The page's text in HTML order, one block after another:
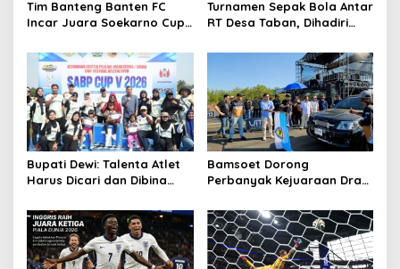
Tim Banteng Banten FC
Incar Juara Soekarno Cup
Turnamen Sepak Bola Antar
RT Desa Taban, Dihadiri
RT 001 Raih Kemenangan
Bupati Dewi: Talenta Atlet
Harus Dicari dan Dibina
Bamsoet Dorong
Perbanyak Kejuaraan Drag
Series 2026 Jadi Ajang
Pembinaan Talenta Muda